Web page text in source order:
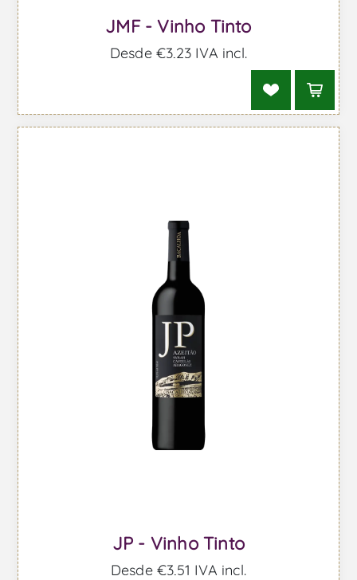
JMF - Vinho Tinto
Desde €3,23 IVA incl.
JP - Vinho Tinto
Desde €3,51 IVA incl.